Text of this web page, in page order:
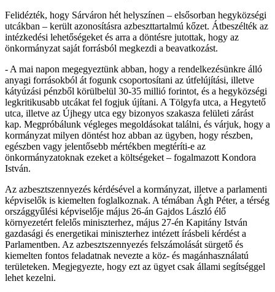
Felidézték, hogy Sárváron hét helyszínen – elsősorban hegyközségi
utcákban – került azonosításra azbeszttartalmú kőzet. Átbeszélték az
intézkedési lehetőségeket és arra a döntésre jutottak, hogy az
önkormányzat saját forrásból megkezdi a beavatkozást.
- A mai napon megegyeztünk abban, hogy a rendelkezésünkre álló
anyagi forrásokból át fogunk csoportosítani az útfelújítási, illetve
kátyúzási pénzből körülbelül 30-35 millió forintot, és a hegyközségi
legkritikusabb utcákat fel fogjuk újítani. A Tölgyfa utca, a Hegytető
utca, illetve az Újhegy utca egy bizonyos szakasza felületi zárást
kap. Megpróbálunk végleges megoldásokat találni, és várjuk, hogy a
kormányzat milyen döntést hoz abban az ügyben, hogy részben,
egészben vagy jelentősebb mértékben megtéríti-e az
önkormányzatoknak ezeket a költségeket – fogalmazott Kondora
István.
Az azbesztszennyezés kérdésével a kormányzat, illetve a parlamenti
képviselők is kiemelten foglalkoznak. A témában Ágh Péter, a térség
országgyűlési képviselője május 26-án Gajdos László élő
környezetért felelős miniszterhez, május 27-én Kapitány István
gazdasági és energetikai miniszterhez intézett írásbeli kérdést a
Parlamentben. Az azbesztszennyezés felszámolását sürgető és
kiemelten fontos feladatnak nevezte a köz- és magánhasználatú
területeken. Megjegyezte, hogy ezt az ügyet csak állami segítséggel
lehet kezelni.